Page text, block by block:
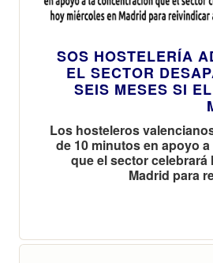
SOS HOSTELERÍA
EL SECTOR
SEIS MESES SI
Los hosteleros
de 10 minutos en apoyo
que el sector celebrará
Madrid para